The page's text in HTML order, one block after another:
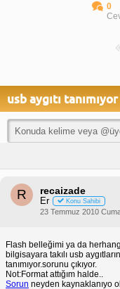
0
usb aygıtı
R recaizade
Er Konu Sahibi
23 Temmuz 2010
Flash belleğimi ya da
bilgisayara takılı usb
tanımıyor.sorunu çıkıyor.
Not:Format attığım halde..
Sorun neyden kaynaklanıyo